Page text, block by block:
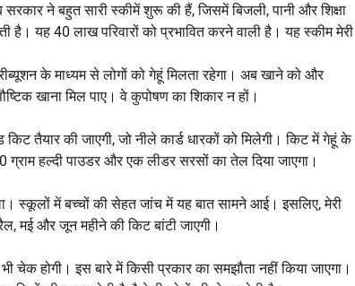
ने बहुत सारी स्कीमें शुरू की हैं, जिसमें बिजली, पानी और शिक्षा
है। यह 40 लाख परिवारों को प्रभावित करने वाली है। यह स्कीम मेरी
के माध्यम से लोगों को गेहूं मिलता रहेगा। अब खाने को और
खाना मिल पाए। वे कुपोषण का शिकार न हों।
तैयार की जाएगी, जो नीले कार्ड धारकों को मिलेगी। किट में गेहूं के
हल्दी पाउडर और एक लीडर सरसों का तेल दिया जाएगा।
स्कूलों में बच्चों की सेहत जांच में यह बात सामने आई। इसलिए, मेरी
मई और जून महीने की किट बांटी जाएगी।
चेक होगी। इस बारे में किसी प्रकार का समझौता नहीं किया जाएगा।